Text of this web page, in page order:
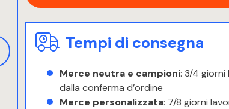
Tempi di consegna
Merce neutra e campioni: 3/4 giorni
dalla conferma d’ordine
Merce personalizzata: 7/8 giorni